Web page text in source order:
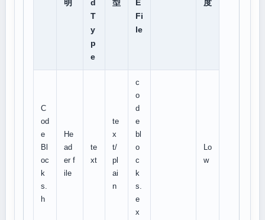
明
d
T
y
p
e
型
E
Fi
le
度
C
od
e
Bl
oc
k
s.
h
He
ad
er f
ile
te
xt
te
x
t/
pl
ai
n
c
o
d
e
bl
o
c
k
s.
e
x
Lo
w